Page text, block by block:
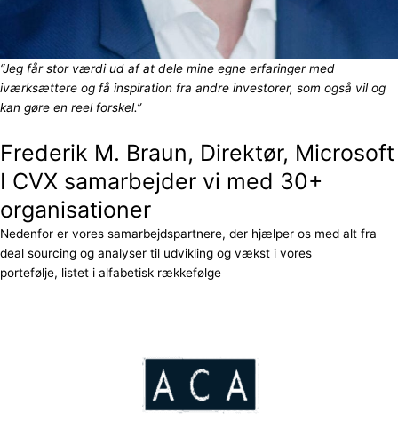
“Jeg får stor værdi ud af at dele mine egne erfaringer med
iværksættere og få inspiration fra andre investorer, som også vil og
kan gøre en reel forskel.”
Frederik M. Braun, Direktør, Microsoft
I CVX samarbejder vi med 30+
organisationer
Nedenfor er vores samarbejdspartnere, der hjælper os med alt fra
deal sourcing og analyser til udvikling og vækst i vores
portefølje, listet i alfabetisk rækkefølge